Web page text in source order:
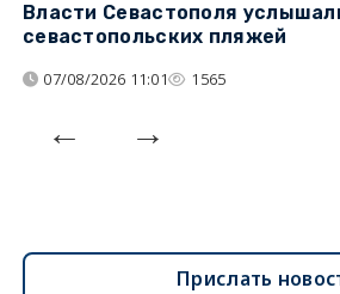
Власти Севастополя
севастопольских пляжей
07/08/2026 11:01 1565
Прислать